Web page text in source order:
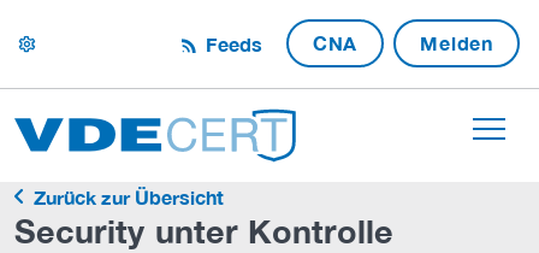
settings Feeds CNA Melden
Zurück zur Übersicht
Security unter Kontrolle